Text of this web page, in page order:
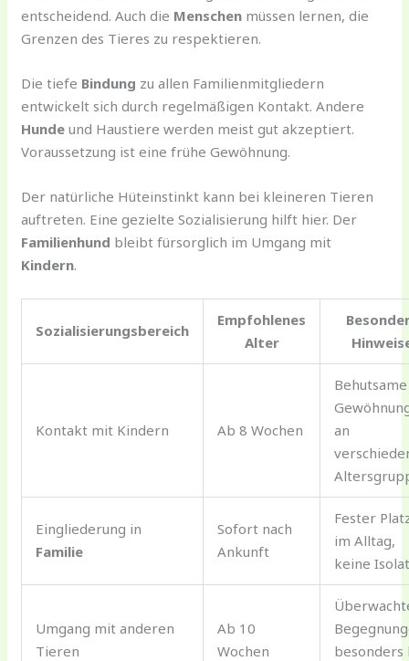
entscheidend. Auch die Menschen müssen lernen, die
Grenzen des Tieres zu respektieren.
Die tiefe Bindung zu allen Familienmitgliedern
entwickelt sich durch regelmäßigen Kontakt. Andere
Hunde und Haustiere werden meist gut akzeptiert.
Voraussetzung ist eine frühe Gewöhnung.
Der natürliche Hüteinstinkt kann bei kleineren Tieren
auftreten. Eine gezielte Sozialisierung hilft hier. Der
Familienhund bleibt fürsorglich im Umgang mit
Kindern.
Sozialisierungsbereich
Empfohlenes
Alter
Kontakt mit Kindern Ab 8 Wochen
Behutsame
an
Eingliederung in
Familie
Sofort nach
Ankunft
Fester
im Alltag,
keine
Umgang mit anderen
Tieren
Ab 10
Wochen
besonders